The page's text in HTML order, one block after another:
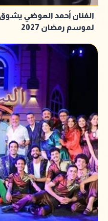
الفنان أحمد العوضي
لموسم رمضان 2027